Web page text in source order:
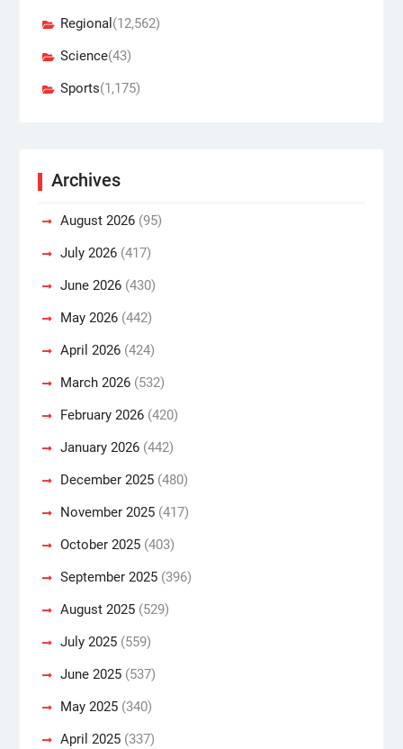
Regional (12,562)
Science(43)
Sports(1,175)
Archives
August 2026(95)
July 2026(417)
June 2026(430)
May 2026(442)
April 2026(424)
March 2026(532)
February 2026(420)
January 2026(442)
December 2025(480)
November 2025(417)
October 2025(403)
September 2025(396)
August 2025(529)
July 2025(559)
June 2025(537)
May 2025(340)
April 2025(337)